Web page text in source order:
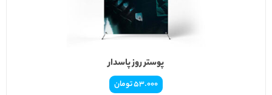
پوستر روز پاسدار
53.000تومان